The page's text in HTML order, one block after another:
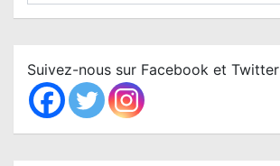
a
c
h
Suivez-nous sur Facebook et Twitter